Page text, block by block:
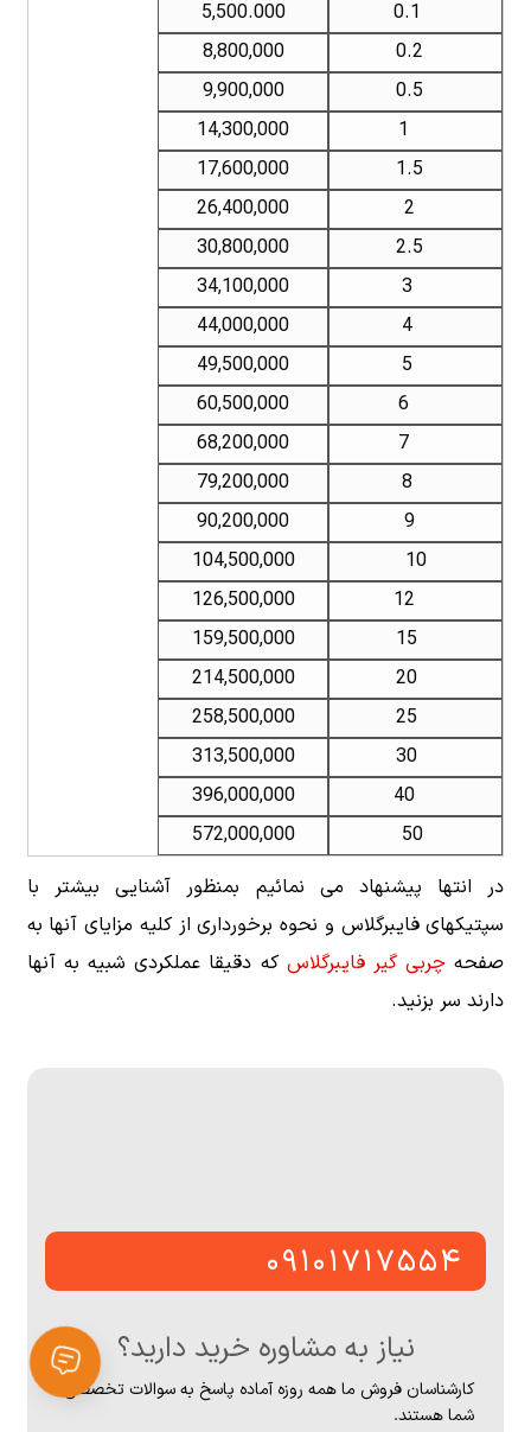
5,500.000
8,800,000
9,900,000
14,300,000
17,600,000
26,400,000
30,800,000
34,100,000
4
44,000,000
49,500,000
60,500,000
68,200,000
8
79,200,000
90,200,000
10
104,500,000
126,500,000
159,500,000
214,500,000
258,500,000
313,500,000
40
396,000,000
572,000,000
در انتها پیشنهاد می نمائیم بمنظور آشنایی بیشتر با
سپتیکهای فایبرگلاس و نحوه برخورداری از کلیه مزایای آنها به
صفحه چربی گیر فایبرگلاس که دقیقا عملکردی شبیه به آنها
دارند سر بزنید.
۰۹۱۰۱۷۱۷۵۵۴
نیاز به مشاوره خرید دارید؟
کارشناسان فروش ما همه روزه آماده پاسخ به سوالات تخصصی
شما هستند.